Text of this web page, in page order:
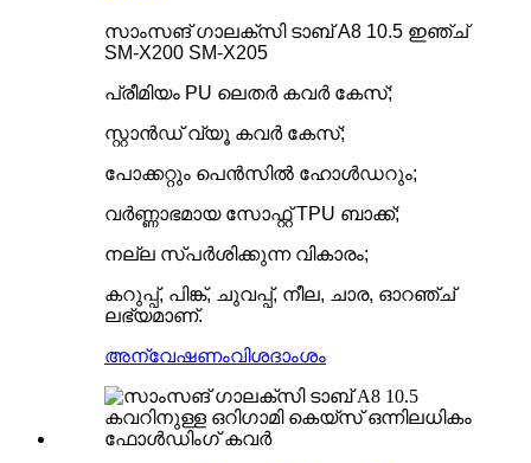
സാംസങ് ഗാലക്സി ടാബ് A8 10.5 ഇഞ്ച്
SM-X200 SM-X205
പ്രീമിയം PU ലെതർ കവർ കേസ്;
സ്റ്റാൻഡ് വ്യൂ കവർ കേസ്;
പോക്കറ്റും പെൻസിൽ ഹോൾഡറും;
വർണ്ണാഭമായ സോഫ്റ്റ് TPU ബാക്ക്;
നല്ല സ്പർശിക്കുന്ന വികാരം;
കറുപ്പ്, പിങ്ക്, ചുവപ്പ്, നീല, ചാര, ഓറഞ്ച്
ലഭ്യമാണ്.
അന്വേഷണംവിശദാംശം